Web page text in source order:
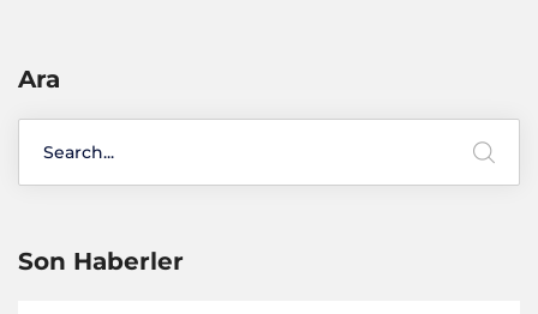
Ara
Son Haberler